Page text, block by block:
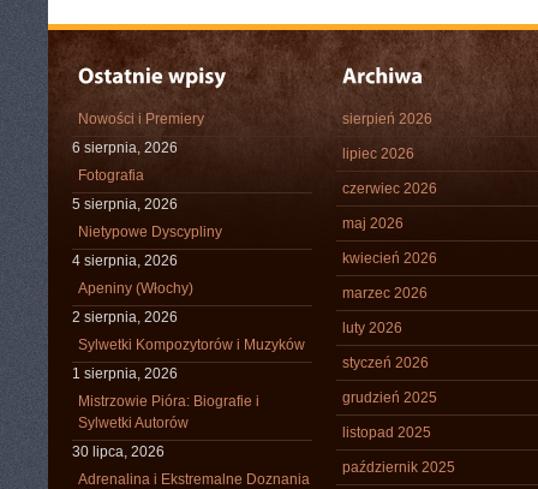
Nowości i Premiery
6 sierpnia, 2026
Fotografia
5 sierpnia, 2026
Nietypowe Dyscypliny
4 sierpnia, 2026
Apeniny (Włochy)
2 sierpnia, 2026
Sylwetki Kompozytorów i Muzyków
1 sierpnia, 2026
Mistrzowie Pióra: Biografie i
Sylwetki Autorów
30 lipca, 2026
Adrenalina i Ekstremalne Doznania
sierpień 2026
lipiec 2026
czerwiec 2026
maj 2026
kwiecień 2026
marzec 2026
luty 2026
styczeń 2026
grudzień 2025
listopad 2025
październik 2025